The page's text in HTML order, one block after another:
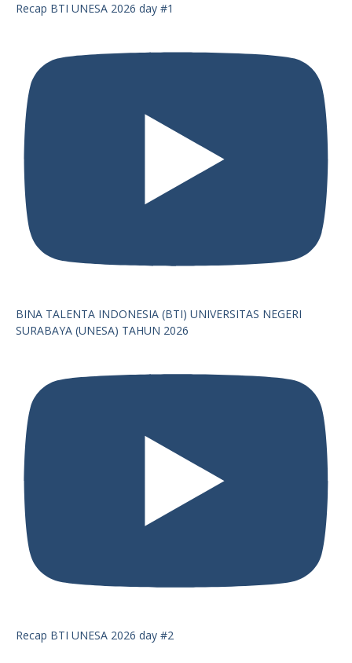
Recap BTI UNESA 2026 day #1
BINA TALENTA INDONESIA (BTI) UNIVERSITAS NEGERI
SURABAYA (UNESA) TAHUN 2026
Recap BTI UNESA 2026 day #2